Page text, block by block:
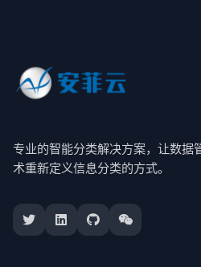
专业的智能分类解决方案，让数据
术重新定义信息分类的方式。